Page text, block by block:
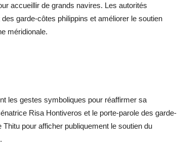
accueillir de grands navires. Les autorités
garde-côtes philippins et améliorer le soutien
méridionale.
les gestes symboliques pour réaffirmer sa
Risa Hontiveros et le porte-parole des garde-
pour afficher publiquement le soutien du